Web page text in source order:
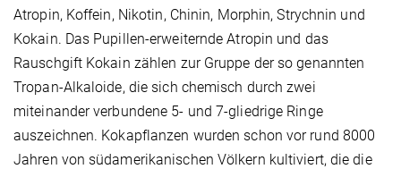
Atropin, Koffein, Nikotin, Chinin, Morphin, Strychnin und
Kokain. Das Pupillen-erweiternde Atropin und das
Rauschgift Kokain zählen zur Gruppe der so genannten
Tropan-Alkaloide, die sich chemisch durch zwei
miteinander verbundene 5- und 7-gliedrige Ringe
auszeichnen. Kokapflanzen wurden schon vor rund 8000
Jahren von südamerikanischen Völkern kultiviert, die die